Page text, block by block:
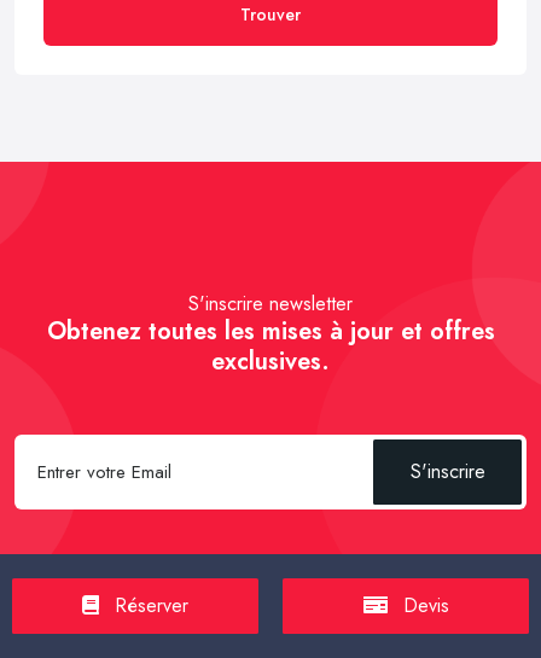
Trouver
S'inscrire newsletter
Obtenez toutes les mises à jour et offres
exclusives.
S'inscrire
Réserver Devis